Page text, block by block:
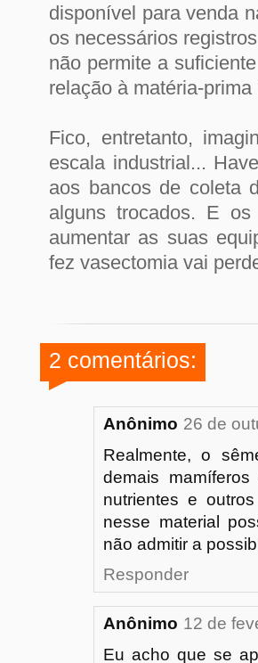
disponível para venda
os necessários
não permite a
relação à matéria-prima
Fico, entretanto,
escala industrial...
aos bancos de coleta
alguns trocados. E os
aumentar as suas
fez vasectomia vai
2 comentários:
Anônimo 26 de
Realmente, o
demais
nutrientes e
nesse material
não admitir a
Responder
Anônimo 12 de
Eu acho que se